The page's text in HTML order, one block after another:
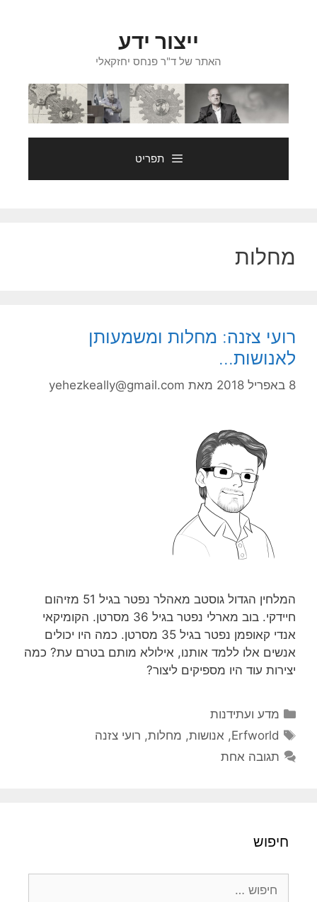
ייצור ידע
האתר של ד"ר פנחס יחזקאלי
תפריט
מחלות
רועי צזנה: מחלות ומשמעותן
לאנושות…
8 באפריל 2018 מאת yehezkeally@gmail.com
המלחין הגדול גוסטב מאהלר נפטר בגיל 51 מזיהום
חיידקי. בוב מארלי נפטר בגיל 36 מסרטן. הקומיקאי
אנדי קאופמן נפטר בגיל 35 מסרטן. כמה היו יכולים
אנשים אלו ללמד אותנו, אילולא מותם בטרם עת? כמה
יצירות עוד היו מספיקים ליצור?
קטגוריות
מדע ועתידנות
תגיות
Erfworld
, אנושות, מחלות, רועי צזנה
תגובה אחת
חיפוש